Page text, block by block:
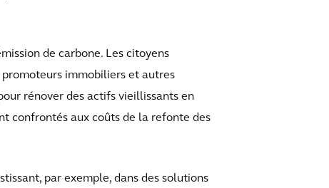
de carbone. Les citoyens
immobiliers et autres
rénover des actifs vieillissants en
confrontés aux coûts de la refonte des
par exemple, dans des solutions